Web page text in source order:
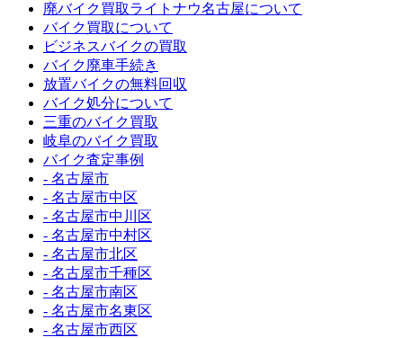
廃バイク買取ライトナウ名古屋について
バイク買取について
ビジネスバイクの買取
バイク廃車手続き
放置バイクの無料回収
バイク処分について
三重のバイク買取
岐阜のバイク買取
バイク査定事例
- 名古屋市
- 名古屋市中区
- 名古屋市中川区
- 名古屋市中村区
- 名古屋市北区
- 名古屋市千種区
- 名古屋市南区
- 名古屋市名東区
- 名古屋市西区